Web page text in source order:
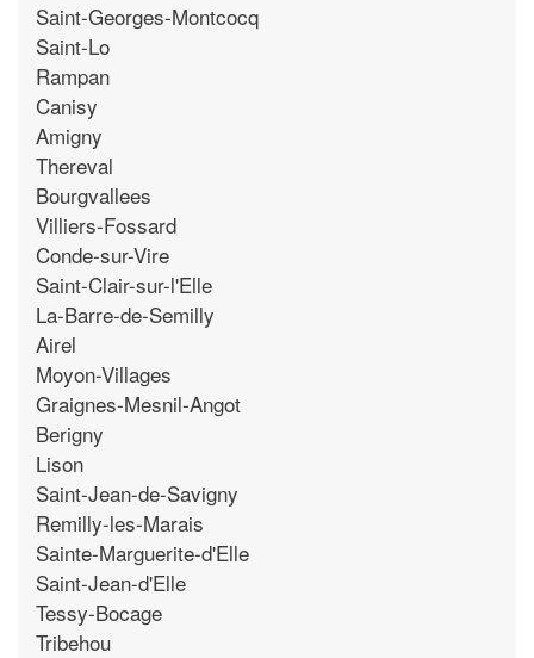
Saint-Georges-Montcocq
Saint-Lo
Rampan
Canisy
Amigny
Thereval
Bourgvallees
Villiers-Fossard
Conde-sur-Vire
Saint-Clair-sur-l'Elle
La-Barre-de-Semilly
Airel
Moyon-Villages
Graignes-Mesnil-Angot
Berigny
Lison
Saint-Jean-de-Savigny
Remilly-les-Marais
Sainte-Marguerite-d'Elle
Saint-Jean-d'Elle
Tessy-Bocage
Tribehou